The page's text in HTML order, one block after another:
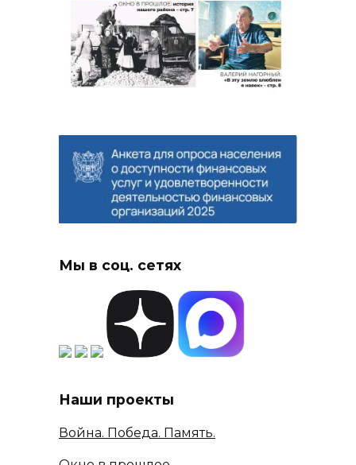
Мы в соц. сетях
Наши проекты
Война. Победа. Память.